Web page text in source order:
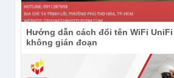
Hướng dẫn cách đổi tên WiFi
không gián đoạn